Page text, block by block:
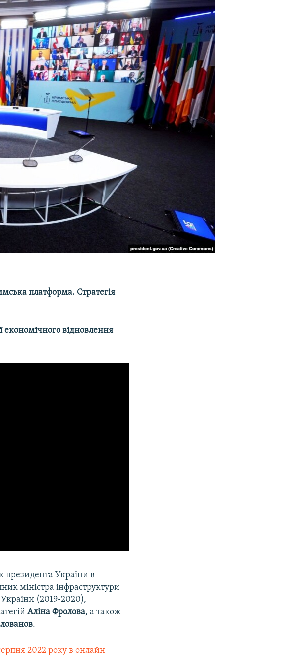
платформа. Стратегія
економічного відновлення
президента України в
міністра інфраструктури
України (2019-2020),
Аліна Фролова, а також
.
2022 року в онлайн